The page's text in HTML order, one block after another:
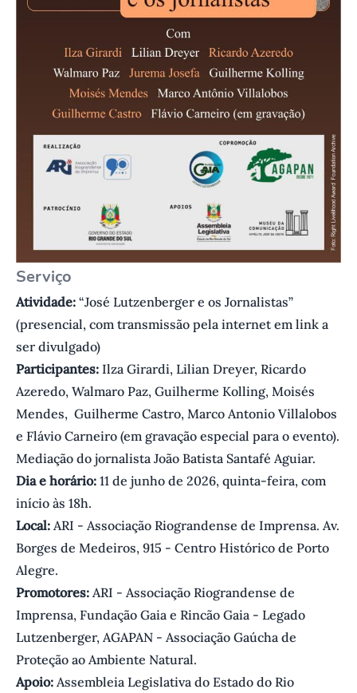
Serviço
Atividade: “José Lutzenberger e os Jornalistas”
(presencial, com transmissão pela internet em link a
ser divulgado)
Participantes: Ilza Girardi, Lilian Dreyer, Ricardo
Azeredo, Walmaro Paz, Guilherme Kolling, Moisés
Mendes, Guilherme Castro, Marco Antonio Villalobos
e Flávio Carneiro (em gravação especial para o evento).
Mediação do jornalista João Batista Santafé Aguiar.
Dia e horário: 11 de junho de 2026, quinta-feira, com
início às 18h.
Local: ARI - Associação Riograndense de Imprensa. Av.
Borges de Medeiros, 915 - Centro Histórico de Porto
Alegre.
Promotores: ARI - Associação Riograndense de
Imprensa, Fundação Gaia e Rincão Gaia - Legado
Lutzenberger, AGAPAN - Associação Gaúcha de
Proteção ao Ambiente Natural.
Apoio: Assembleia Legislativa do Estado do Rio